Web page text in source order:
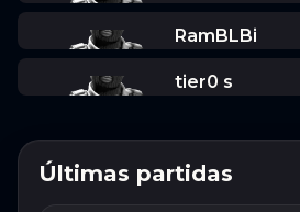
RamBLBi
tier0 s
Últimas partidas